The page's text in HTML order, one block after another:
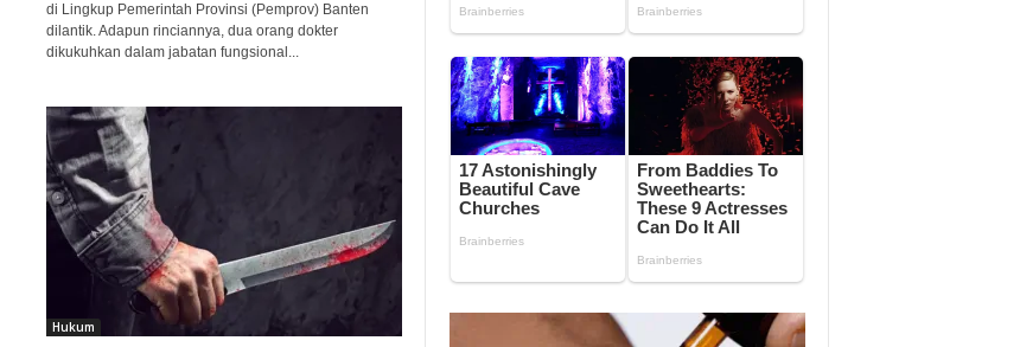
di Lingkup Pemerintah Provinsi (Pemprov) Banten
dilantik. Adapun rinciannya, dua orang dokter
dikukuhkan dalam jabatan fungsional...
Hukum